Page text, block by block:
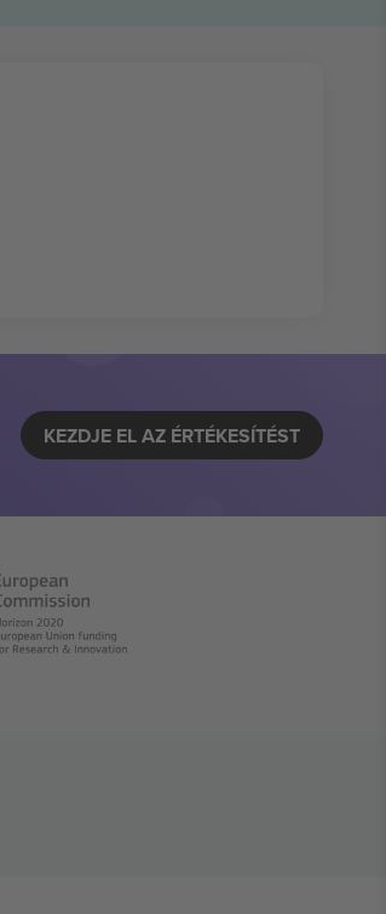
KEZDJE EL AZ ÉRTÉKESÍTÉST